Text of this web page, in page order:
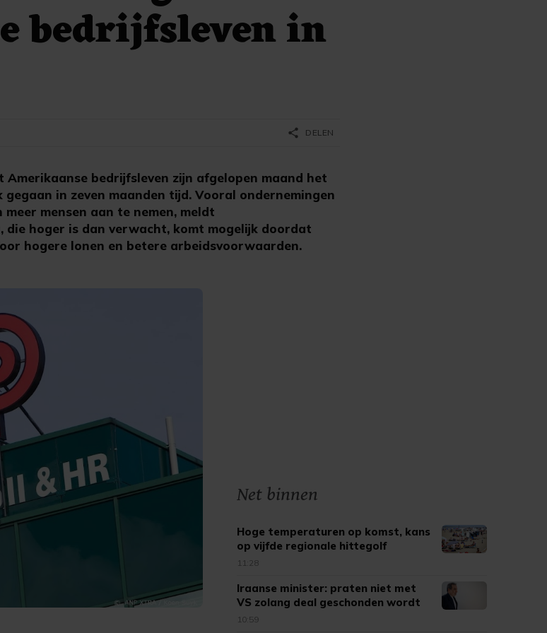
bedrijfsleven in
Amerikaanse bedrijfsleven zijn afgelopen maand het
in zeven maanden tijd. Vooral ondernemingen
mensen aan te nemen, meldt
die hoger is dan verwacht, komt mogelijk doordat
hogere lonen en betere arbeidsvoorwaarden.
share DELEN
Net binnen
Hoge temperaturen op komst, kans
op vijfde regionale hittegolf
11:28
Iraanse minister: praten niet met
VS zolang deal geschonden wordt
10:59